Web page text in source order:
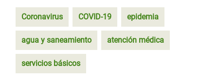
Coronavirus COVID-19 epidemia
agua y saneamiento atención médica
servicios básicos